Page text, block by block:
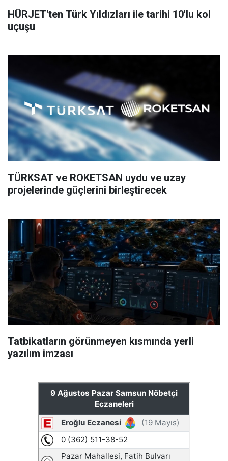
HÜRJET'ten Türk Yıldızları ile tarihi 10'lu kol
uçuşu
TÜRKSAT ve ROKETSAN uydu ve uzay
projelerinde güçlerini birleştirecek
Tatbikatların görünmeyen kısmında yerli
yazılım imzası